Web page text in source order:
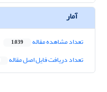
آمار
تعداد مشاهده مقاله 1,039
تعداد دریافت فایل اصل مقاله